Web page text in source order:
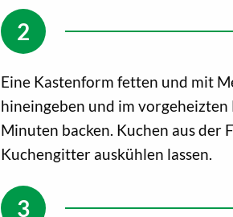
Eine Kastenform fetten und mit
hineingeben und im vorgeheizten
Minuten backen. Kuchen aus der
Kuchengitter auskühlen lassen.